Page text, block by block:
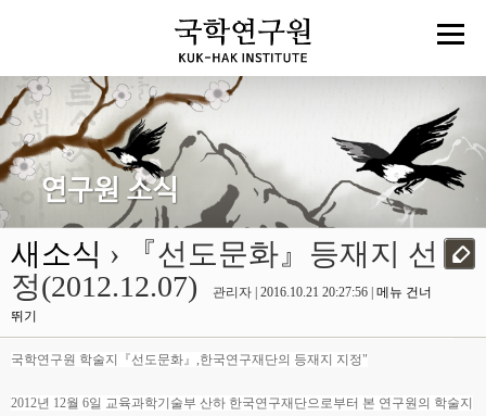
새소식 › 『선도문화』등재지 선
정(2012.12.07)
관리자 | 2016.10.21 20:27:56 | 메뉴 건너
뛰기
국학연구원 학술지『선도문화』,한국연구재단의 등재지 지정"
2012년 12월 6일 교육과학기술부 산하 한국연구재단으로부터 본 연구원의 학술지